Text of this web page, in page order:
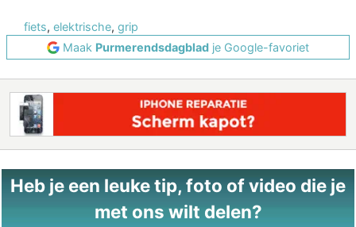
fiets, elektrische, grip
Maak Purmerendsdagblad je Google-favoriet
Heb je een leuke tip, foto of video die je
met ons wilt delen?